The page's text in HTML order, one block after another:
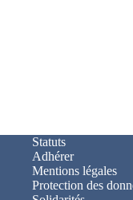
Statuts
Adhérer
Mentions légales
Protection des